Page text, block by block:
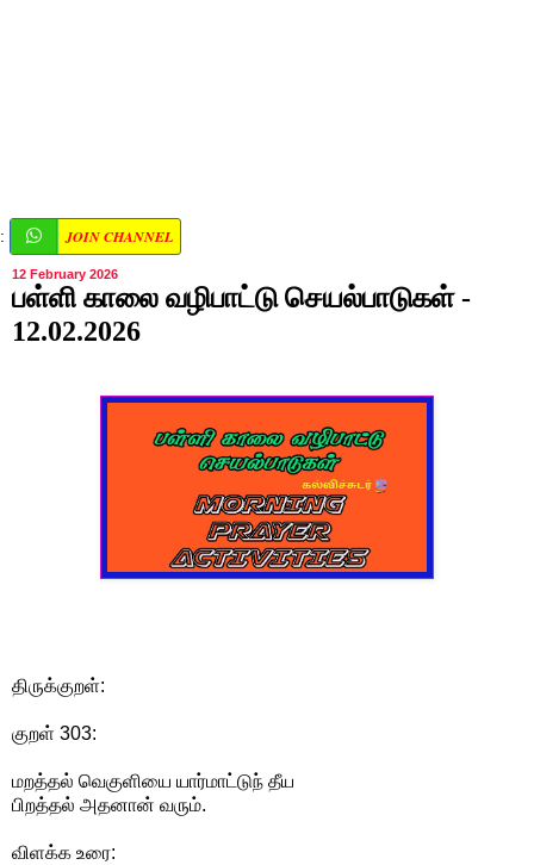
: JOIN CHANNEL
12 February 2026
பள்ளி காலை வழிபாட்டு செயல்பாடுகள் -
12.02.2026
திருக்குறள்:
குறள் 303:
மறத்தல் வெகுளியை யார்மாட்டுந் தீய
பிறத்தல் அதனான் வரும்.
விளக்க உரை: